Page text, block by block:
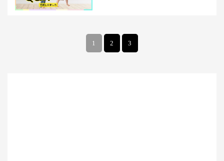
1 2 3